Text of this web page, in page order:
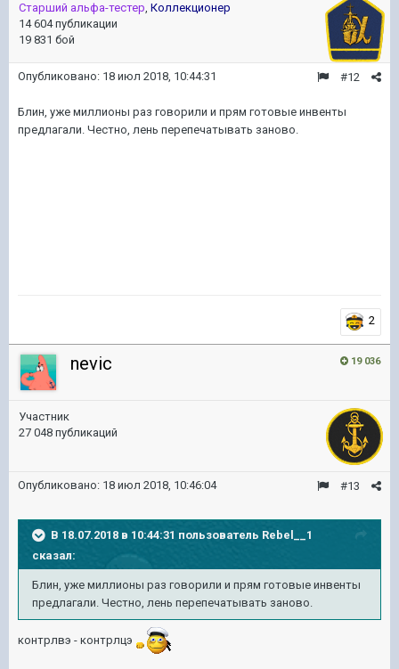
Старший альфа-тестер, Коллекционер
14 604 публикации
19 831 бой
#12
Опубликовано: 18 июл 2018, 10:44:31
Блин, уже миллионы раз говорили и прям готовые инвенты
предлагали. Честно, лень перепечатывать заново.
2
19 036
nevic
Участник
27 048 публикаций
#13
Опубликовано: 18 июл 2018, 10:46:04
В 18.07.2018 в 10:44:31 пользователь Rebel__1
сказал:
Блин, уже миллионы раз говорили и прям готовые инвенты
предлагали. Честно, лень перепечатывать заново.
контрлвэ - контрлцэ